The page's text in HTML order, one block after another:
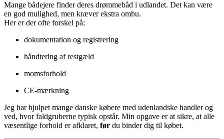
Mange bådejere finder deres drømmebåd i udlandet. Det kan være
en god mulighed, men kræver ekstra omhu.
Her er der ofte forskel på:
dokumentation og registrering
håndtering af restgæld
momsforhold
CE-mærkning
Jeg har hjulpet mange danske købere med udenlandske handler og
ved, hvor faldgruberne typisk opstår. Min opgave er at sikre, at alle
væsentlige forhold er afklaret, før du binder dig til købet.